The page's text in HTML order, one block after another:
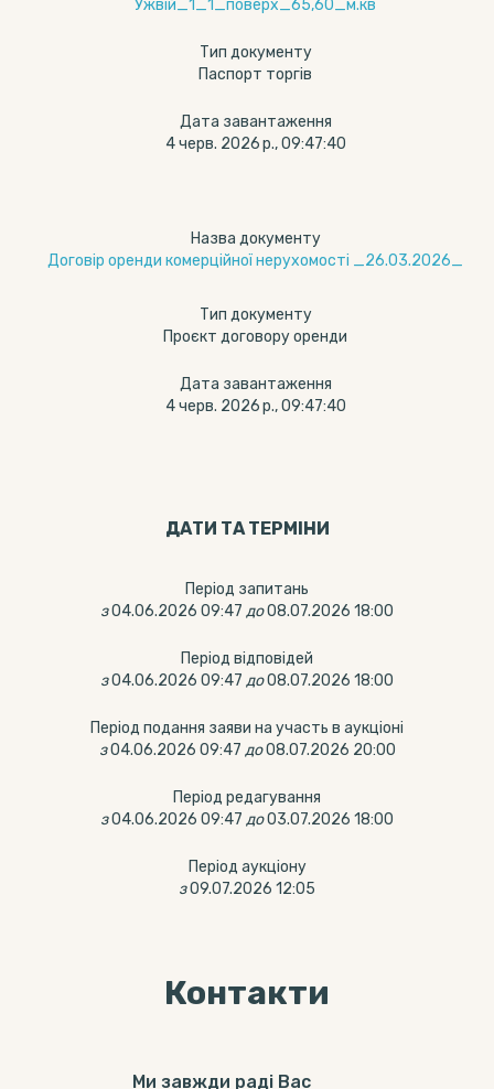
Ужвій_1_1_поверх_65,60_м.кв
Тип документу
Паспорт торгів
Дата завантаження
4 черв. 2026 р., 09:47:40
Назва документу
Договір оренди комерційної нерухомості _26.03.2026_
Тип документу
Проєкт договору оренди
Дата завантаження
4 черв. 2026 р., 09:47:40
ДАТИ ТА ТЕРМIНИ
Період запитань
з04.06.2026 09:47 до08.07.2026 18:00
Період відповідей
з04.06.2026 09:47 до08.07.2026 18:00
Період подання заяви на участь в аукціоні
з 04.06.2026 09:47 до 08.07.2026 20:00
Період редагування
з04.06.2026 09:47 до03.07.2026 18:00
Період аукціону
з09.07.2026 12:05
Контакти
Ми завжди раді Вас